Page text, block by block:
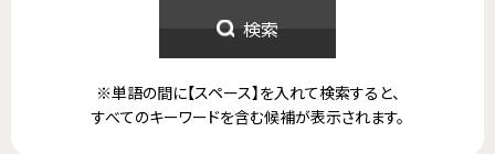
検索
※単語の間に【スペース】を入れて検索すると、
すべてのキーワードを含む候補が表示されます。